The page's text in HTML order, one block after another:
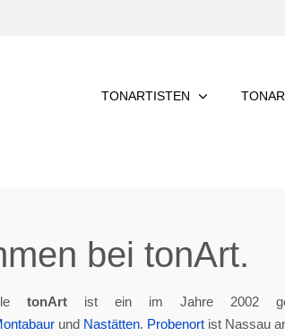
TONARTISTEN
bei tonArt.
tonArt ist ein im Jahre 2002
und Nastätten. Probenort ist Nassau